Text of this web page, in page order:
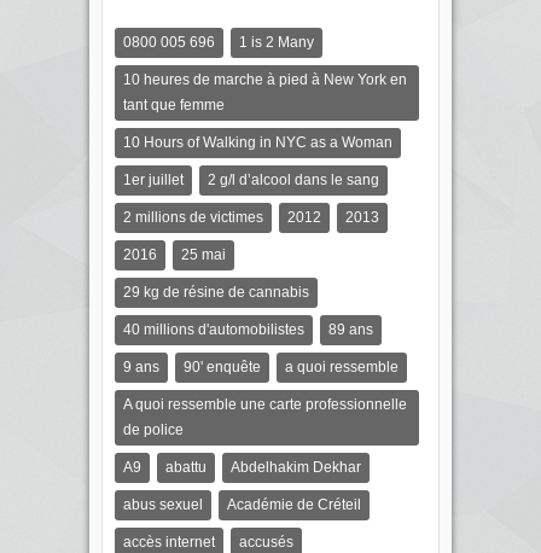
0800 005 696 1 is 2 Many
10 heures de marche à pied à New York en
tant que femme
10 Hours of Walking in NYC as a Woman
1er juillet 2 g/l d’alcool dans le sang
2 millions de victimes 2012 2013
2016 25 mai
29 kg de résine de cannabis
40 millions d'automobilistes 89 ans
9 ans 90' enquête a quoi ressemble
A quoi ressemble une carte professionnelle
de police
A9 abattu Abdelhakim Dekhar
abus sexuel Académie de Créteil
accès internet accusés